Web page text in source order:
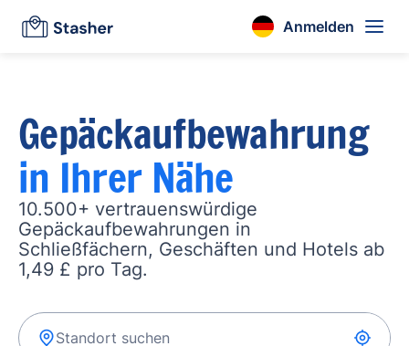
Anmelden
Gepäckaufbewahrung
in Ihrer Nähe
10.500+ vertrauenswürdige
Gepäckaufbewahrungen in
Schließfächern, Geschäften und Hotels ab
1,49 £ pro Tag.